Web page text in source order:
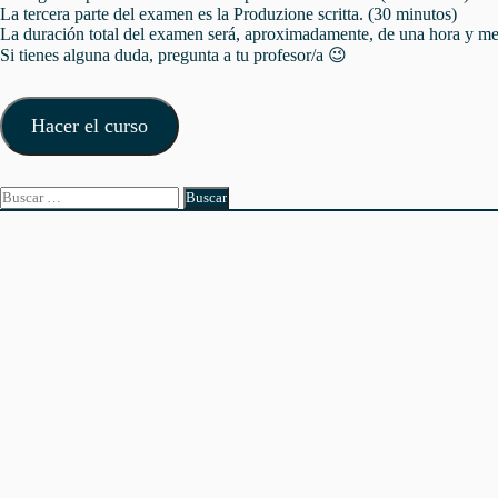
La tercera parte del examen es la Produzione scritta. (30 minutos)
La duración total del examen será, aproximadamente, de una hora y
Si tienes alguna duda, pregunta a tu profesor/a 😉
Hacer el curso
Buscar: